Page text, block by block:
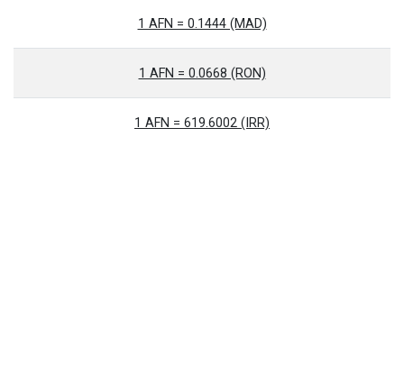
1 AFN = 0.1444 (MAD)
1 AFN = 0.0668 (RON)
1 AFN = 619.6002 (IRR)